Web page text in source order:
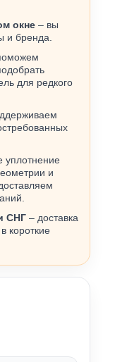
окне – вы
и бренда.
для редкого
уплотнение
и
СНГ – доставка
короткие